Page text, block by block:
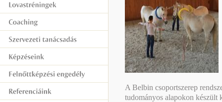
A Belbin csoportszerep
tudományos alapokon készült